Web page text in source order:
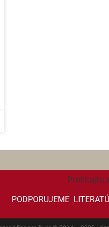
Prečítajte
PODPORUJEME|